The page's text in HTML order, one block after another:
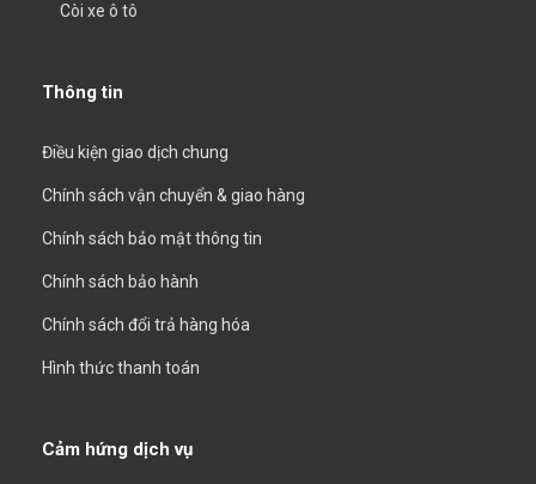
Còi xe ô tô
Thông tin
Điều kiện giao dịch chung
Chính sách vận chuyển & giao hàng
Chính sách bảo mật thông tin
Chính sách bảo hành
Chính sách đổi trả hàng hóa
Hình thức thanh toán
Cảm hứng dịch vụ